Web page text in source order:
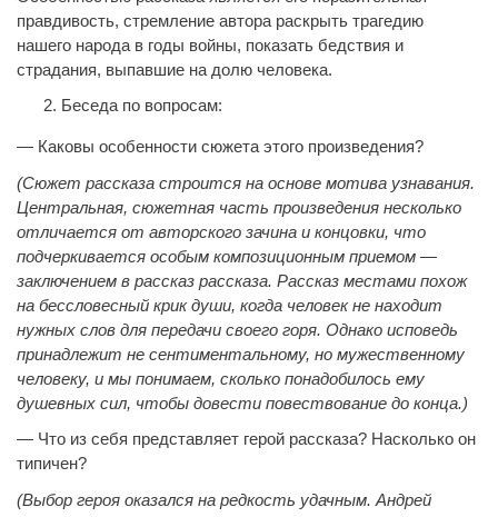
правдивость, стремление автора раскрыть трагедию
нашего народа в годы войны, показать бедствия и
страдания, выпавшие на долю человека.
Беседа по вопросам:
— Каковы особенности сюжета этого произведения?
(Сюжет рассказа строится на основе мотива узнавания.
Центральная, сюжетная часть произведения несколько
отличается от авторского зачина и концовки, что
подчеркивается особым композиционным приемом —
заключением в рассказ рассказа. Рассказ местами похож
на бессловесный крик души, когда человек не находит
нужных слов для передачи своего горя. Однако исповедь
принадлежит не сентиментальному, но мужественному
человеку, и мы понимаем, сколько понадобилось ему
душевных сил, чтобы довести повествование до конца.)
— Что из себя представляет герой рассказа? Насколько он
типичен?
(Выбор героя оказался на редкость удачным. Андрей